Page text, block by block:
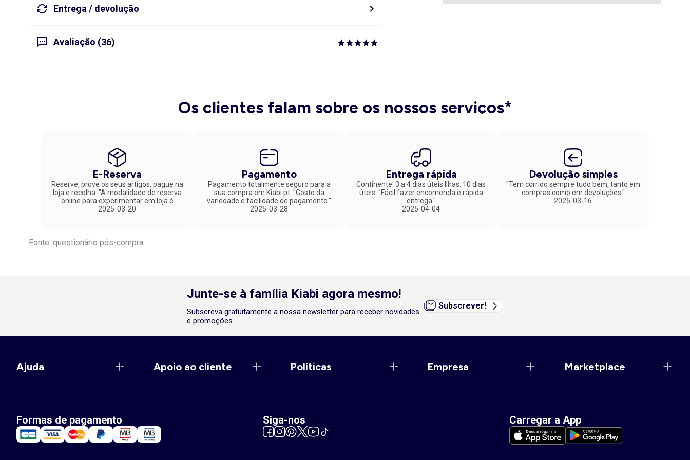
Entrega / devolução
Avaliação (36)
Os clientes falam sobre os nossos serviços*
E-Reserva
Reserve, prove os seus artigos, pague na
loja e recolha. "A modalidade de reserva
online para experimentar em loja é
fantástica. Parabéns pela inovação!"
2025-03-20
Pagamento
Pagamento totalmente seguro para a
sua compra em Kiabi.pt. "Gosto da
variedade e facilidade de pagamento."
2025-03-28
Entrega rápida
Continente: 3 a 4 dias úteis Ilhas: 10 dias
úteis. "Fácil fazer encomenda e rápida
entrega."
2025-04-04
Devolução simples
"Tem corrido sempre tudo bem, tanto em
compras como em devoluções."
2025-03-16
Fonte: questionário pós-compra
Junte-se à família Kiabi agora mesmo!
Subscreva gratuitamente a nossa newsletter para receber novidades
e promoções...
Subscrever!
Ajuda Apoio ao cliente Políticas Empresa Marketplace
Formas de pagamento Siga-nos Carregar a App